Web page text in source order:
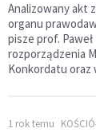
Analizowany akt
organu
pisze prof.
rozporządzenia
Konkordatu oraz
1 rok temu